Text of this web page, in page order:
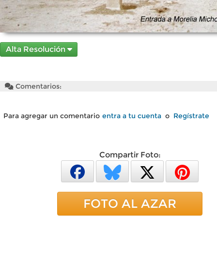
Alta Resolución
Comentarios:
Para agregar un comentario entra a tu cuenta o Regístrate
Compartir Foto:
FOTO AL AZAR